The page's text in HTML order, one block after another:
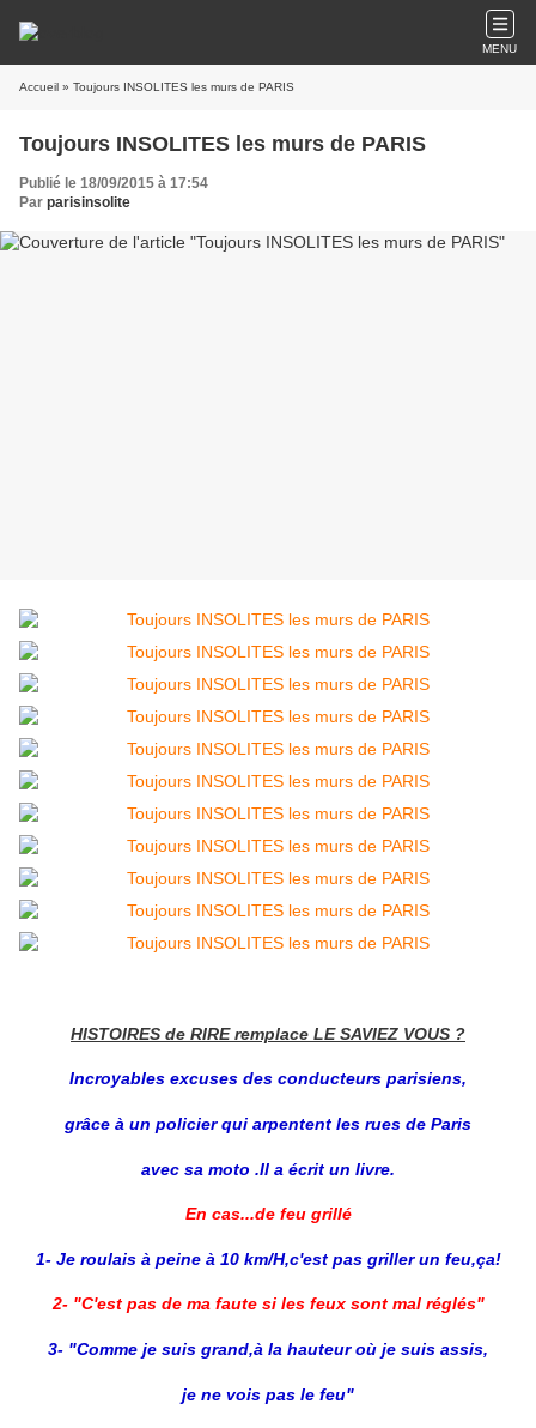
MENU
Accueil » Toujours INSOLITES les murs de PARIS
Toujours INSOLITES les murs de PARIS
Publié le 18/09/2015 à 17:54
Par parisinsolite
HISTOIRES de RIRE remplace LE SAVIEZ VOUS ?
Incroyables excuses des conducteurs parisiens,
grâce à un policier qui arpentent les rues de Paris
avec sa moto .Il a écrit un livre.
En cas...de feu grillé
1- Je roulais à peine à 10 km/H,c'est pas griller un feu,ça!
2- "C'est pas de ma faute si les feux sont mal réglés"
3- "Comme je suis grand,à la hauteur où je suis assis,
je ne vois pas le feu"